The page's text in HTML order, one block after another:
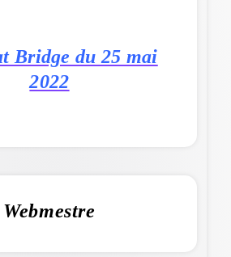
Bridge du 25 mai
2022
Webmestre